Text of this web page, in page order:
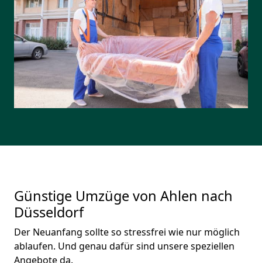
Günstige Umzüge von Ahlen nach
Düsseldorf
Der Neuanfang sollte so stressfrei wie nur möglich
ablaufen. Und genau dafür sind unsere speziellen
Angebote da.